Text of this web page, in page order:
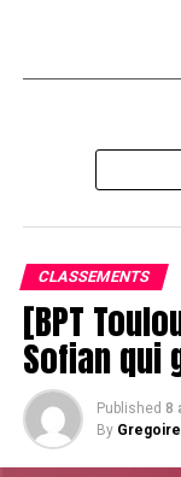
CLASSEMENTS
[BPT
Sofian qui
Published 8
By Gregoire